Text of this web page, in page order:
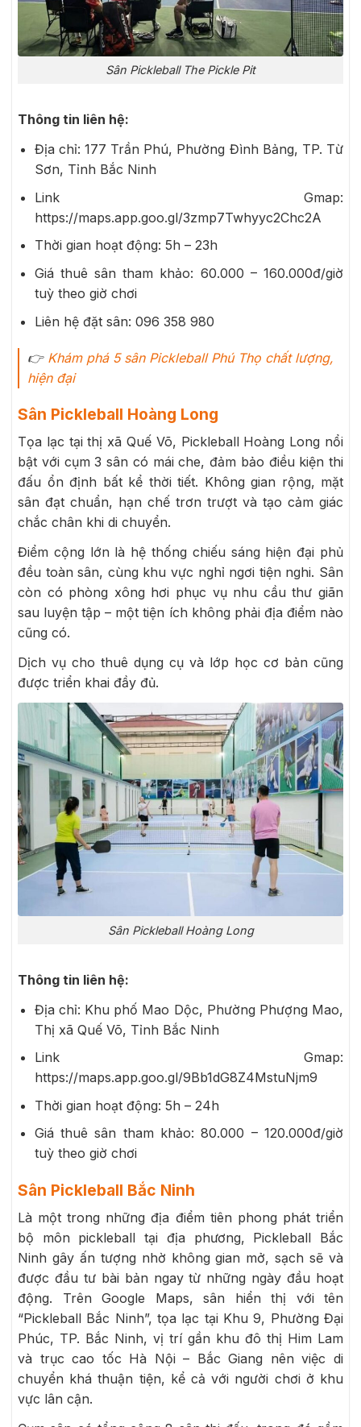
Sân Pickleball The Pickle Pit
Thông tin liên hệ:
Địa chỉ: 177 Trần Phú, Phường Đình Bảng, TP. Từ
Sơn, Tỉnh Bắc Ninh
Link Gmap:
https://maps.app.goo.gl/3zmp7Twhyyc2Chc2A
Thời gian hoạt động: 5h – 23h
Giá thuê sân tham khảo: 60.000 – 160.000đ/giờ
tuỳ theo giờ chơi
Liên hệ đặt sân: 096 358 980
👉 Khám phá 5 sân Pickleball Phú Thọ chất lượng,
hiện đại
Sân Pickleball Hoàng Long
Tọa lạc tại thị xã Quế Võ, Pickleball Hoàng Long nổi
bật với cụm 3 sân có mái che, đảm bảo điều kiện thi
đấu ổn định bất kể thời tiết. Không gian rộng, mặt
sân đạt chuẩn, hạn chế trơn trượt và tạo cảm giác
chắc chân khi di chuyển.
Điểm cộng lớn là hệ thống chiếu sáng hiện đại phủ
đều toàn sân, cùng khu vực nghỉ ngơi tiện nghi. Sân
còn có phòng xông hơi phục vụ nhu cầu thư giãn
sau luyện tập – một tiện ích không phải địa điểm nào
cũng có.
Dịch vụ cho thuê dụng cụ và lớp học cơ bản cũng
được triển khai đầy đủ.
Sân Pickleball Hoàng Long
Thông tin liên hệ:
Địa chỉ: Khu phố Mao Dộc, Phường Phượng Mao,
Thị xã Quế Võ, Tỉnh Bắc Ninh
Link Gmap:
https://maps.app.goo.gl/9Bb1dG8Z4MstuNjm9
Thời gian hoạt động: 5h – 24h
Giá thuê sân tham khảo: 80.000 – 120.000đ/giờ
tuỳ theo giờ chơi
Sân Pickleball Bắc Ninh
Là một trong những địa điểm tiên phong phát triển
bộ môn pickleball tại địa phương, Pickleball Bắc
Ninh gây ấn tượng nhờ không gian mở, sạch sẽ và
được đầu tư bài bản ngay từ những ngày đầu hoạt
động. Trên Google Maps, sân hiển thị với tên
“Pickleball Bắc Ninh”, tọa lạc tại Khu 9, Phường Đại
Phúc, TP. Bắc Ninh, vị trí gần khu đô thị Him Lam
và trục cao tốc Hà Nội – Bắc Giang nên việc di
chuyển khá thuận tiện, kể cả với người chơi ở khu
vực lân cận.